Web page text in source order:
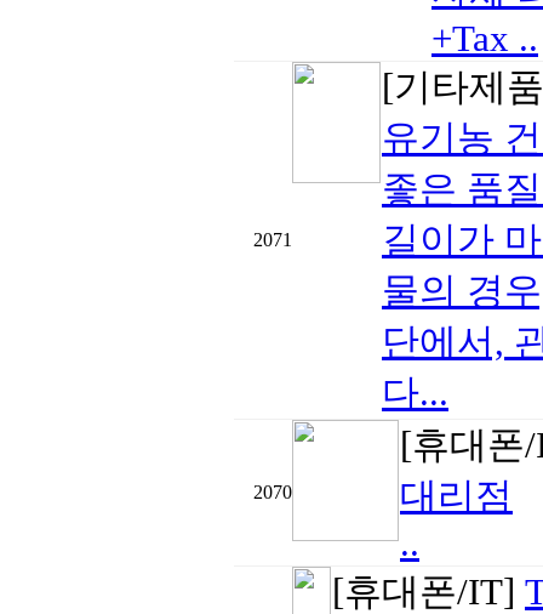
+Tax ..
2071
[기타제
유기농
좋은 품
길이가
물의 경
단에서,
다...
2070
[휴대
대리점
..
[휴대폰/IT]